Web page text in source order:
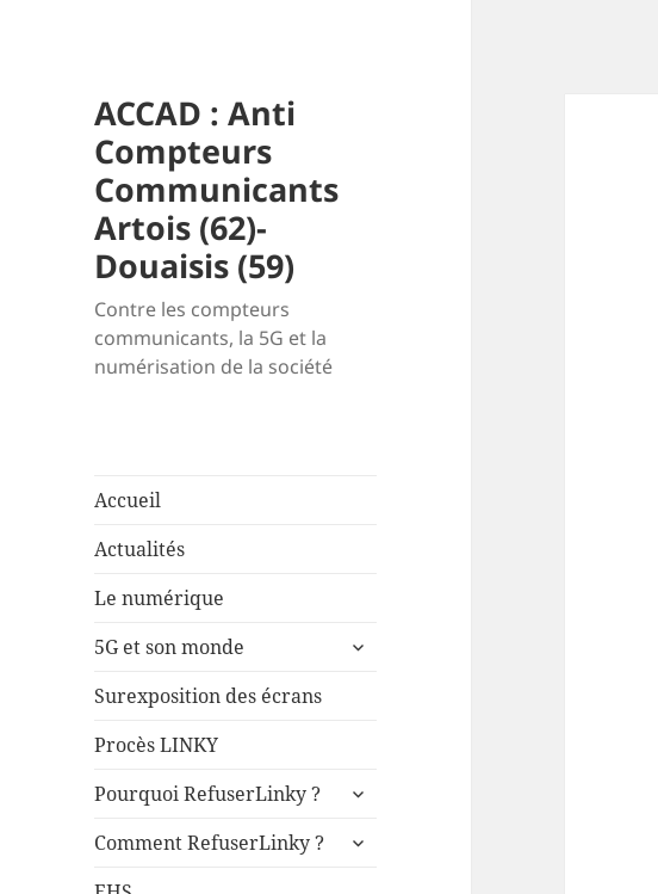
ACCAD : Anti
Compteurs
Communicants
Artois (62)-
Douaisis (59)
Contre les compteurs
communicants, la 5G et la
numérisation de la société
Accueil
Actualités
Le numérique
5G et son monde
ouvrir
Surexposition des écrans
Procès LINKY
Pourquoi RefuserLinky ?
ouvrir
sous-
Comment RefuserLinky ?
ouvrir